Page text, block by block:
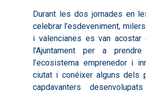
Durant les dos jornades en
celebrar l’esdeveniment,
i valencianes es van
l’Ajuntament per a
l’ecosistema emprenedor i
ciutat i conéixer alguns dels
capdavanters